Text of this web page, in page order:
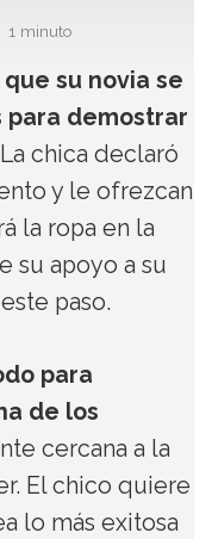
1 minuto
su novia se
para demostrar
chica declaró
y le ofrezcan
la ropa en la
su apoyo a su
paso.
para
de los
cercana a la
El chico quiere
lo más exitosa